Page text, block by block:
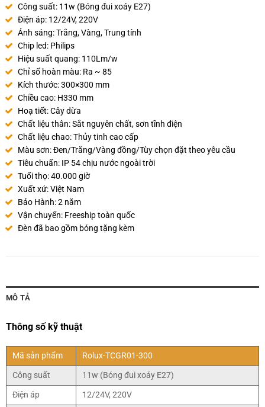
Công suất: 11w (Bóng đui xoáy E27)
Điện áp: 12/24V, 220V
Ánh sáng: Trắng, Vàng, Trung tính
Chip led: Philips
Hiệu suất quang: 110Lm/w
Chỉ số hoàn màu: Ra ~ 85
Kích thước: 300×300 mm
Chiều cao: H330 mm
Hoạ tiết: Cây dừa
Chất liệu thân: Sắt nguyên chất, sơn tĩnh điện
Chất liệu chao: Thủy tinh cao cấp
Màu sơn: Đen/Trắng/Vàng đồng/Tùy chọn đặt theo yêu cầu
Tiêu chuẩn: IP 54 chịu nước ngoài trời
Tuổi thọ: 40.000 giờ
Xuất xứ: Việt Nam
Bảo Hành: 2 năm
Vận chuyển: Freeship toàn quốc
Đèn đã bao gồm bóng tặng kèm
MÔ TẢ
Thông số kỹ thuật
Mã sản phẩm
Rolux-TCGR01-300
Công suất
11w (Bóng đui xoáy E27)
Điện áp
12/24V, 220V